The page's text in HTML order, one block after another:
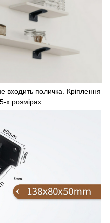
входить поличка. Кріплення
х розмірах.